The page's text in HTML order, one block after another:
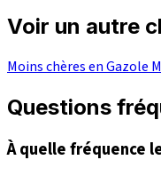
Voir un autre
Moins chères en Gazole
Questions
À quelle fréquence